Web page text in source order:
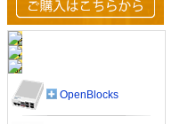
OpenBlocks